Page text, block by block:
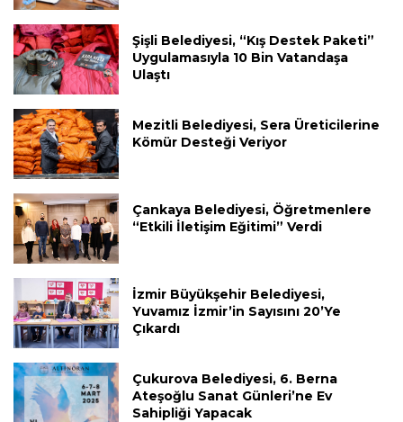
Şişli Belediyesi, “Kış Destek Paketi”
Uygulamasıyla 10 Bin Vatandaşa
Ulaştı
Mezitli Belediyesi, Sera Üreticilerine
Kömür Desteği Veriyor
Çankaya Belediyesi, Öğretmenlere
“Etkili İletişim Eğitimi” Verdi
İzmir Büyükşehir Belediyesi,
Yuvamız İzmir’in Sayısını 20’ye
Çıkardı
Çukurova Belediyesi, 6. Berna
Ateşoğlu Sanat Günleri’ne Ev
Sahipliği Yapacak